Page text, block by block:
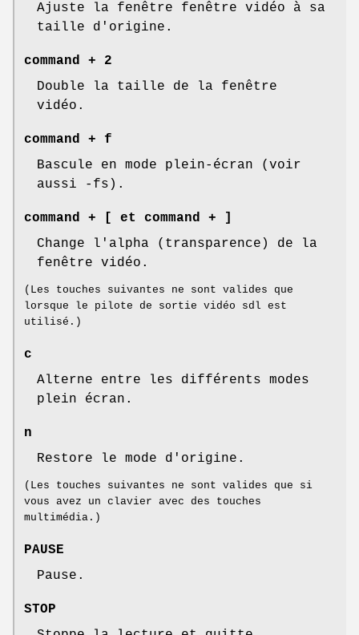
Ajuste la fenêtre fenêtre vidéo à sa
taille d'origine.
command + 2
Double la taille de la fenêtre
vidéo.
command + f
Bascule en mode plein-écran (voir
aussi -fs).
command + [ et command + ]
Change l'alpha (transparence) de la
fenêtre vidéo.
(Les touches suivantes ne sont valides que
lorsque le pilote de sortie vidéo sdl est
utilisé.)
c
Alterne entre les différents modes
plein écran.
n
Restore le mode d'origine.
(Les touches suivantes ne sont valides que si
vous avez un clavier avec des touches
multimédia.)
PAUSE
Pause.
STOP